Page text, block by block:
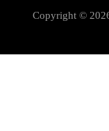
Copyright ©